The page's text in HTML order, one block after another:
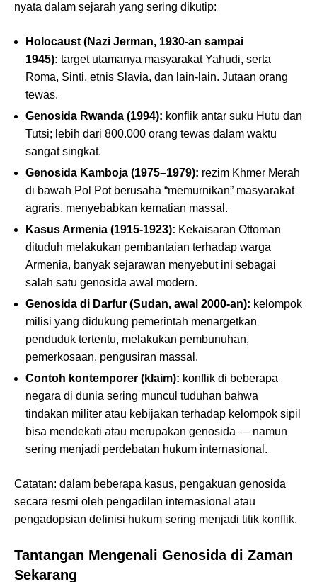
nyata dalam sejarah yang sering dikutip:
Holocaust (Nazi Jerman, 1930-an sampai
1945): target utamanya masyarakat Yahudi, serta
Roma, Sinti, etnis Slavia, dan lain-lain. Jutaan orang
tewas.
Genosida Rwanda (1994): konflik antar suku Hutu dan
Tutsi; lebih dari 800.000 orang tewas dalam waktu
sangat singkat.
Genosida Kamboja (1975–1979): rezim Khmer Merah
di bawah Pol Pot berusaha “memurnikan” masyarakat
agraris, menyebabkan kematian massal.
Kasus Armenia (1915-1923): Kekaisaran Ottoman
dituduh melakukan pembantaian terhadap warga
Armenia, banyak sejarawan menyebut ini sebagai
salah satu genosida awal modern.
Genosida di Darfur (Sudan, awal 2000-an): kelompok
milisi yang didukung pemerintah menargetkan
penduduk tertentu, melakukan pembunuhan,
pemerkosaan, pengusiran massal.
Contoh kontemporer (klaim): konflik di beberapa
negara di dunia sering muncul tuduhan bahwa
tindakan militer atau kebijakan terhadap kelompok sipil
bisa mendekati atau merupakan genosida — namun
sering menjadi perdebatan hukum internasional.
Catatan: dalam beberapa kasus, pengakuan genosida
secara resmi oleh pengadilan internasional atau
pengadopsian definisi hukum sering menjadi titik konflik.
Tantangan Mengenali Genosida di Zaman
Sekarang